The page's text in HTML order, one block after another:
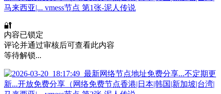
🔐
内容已锁定
评论并通过审核后可查看此内容
等待解锁...